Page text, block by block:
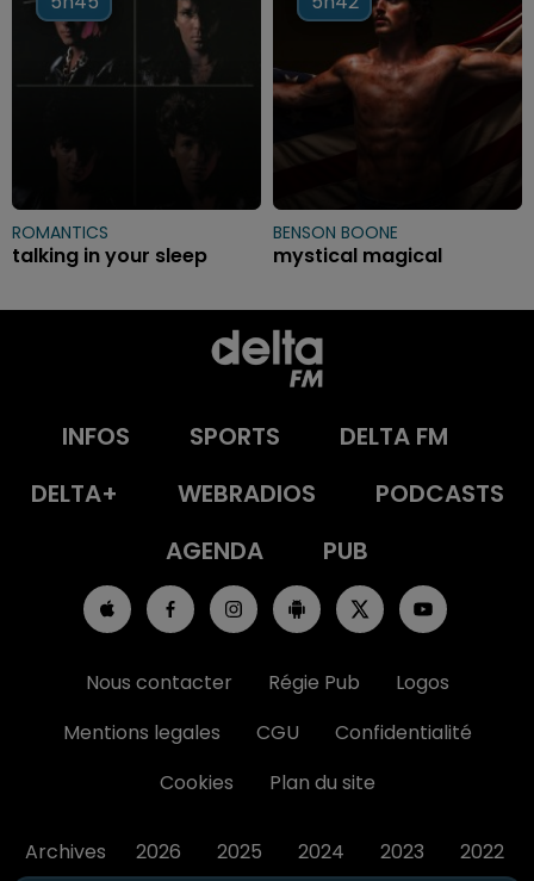
ROMANTICS
talking in your sleep
BENSON BOONE
mystical magical
INFOS SPORTS
DELTA FM
DELTA+
WEBRADIOS
PODCASTS
AGENDA
PUB
Nous contacter Régie Pub
Logos
Mentions legales
CGU
Confidentialité
Cookies
Plan du site
Archives 2026 2025 2024 2023 2022